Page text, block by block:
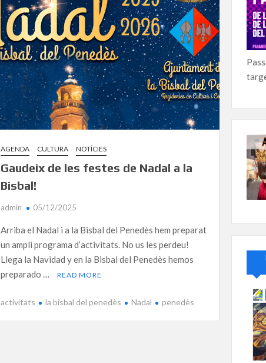
AGENDA CULTURA NOTÍCIES
Gaudeix de les festes de Nadal a la
Bisbal!
admin 05/12/2025
Arriba el Nadal i a la Bisbal del Penedès hem preparat
un ampli programa d’activitats. No us les perdeu!
Llega la Navidad y en la Bisbal del Penedès hemos
preparado …
READ MORE
activitats la bisbal del penedès Nadal penedès